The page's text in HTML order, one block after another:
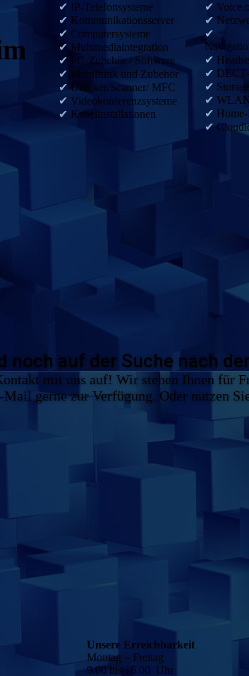
✔ IP-Telefonsysteme
✔ Kommunikationsserver
✔ Computersysteme
✔ Multimediaintegration
✔ PC-Zubehör / Software
✔ Mobilfunk und Zubehör
✔Drucker/Scanner/ MFC
✔ Videokonferenzsysteme
✔ Kabelinstallationen
✔ Voice
✔
✔
✔
✔
✔
✔
✔
✔
noch auf der Suche nach
mit uns auf! Wir stehen Ihnen für
Mail gerne zur Verfügung. Oder nutzen
Unsere Erreichbarkeit
Montag – Freitag
9.00 bis 16.00 Uhr